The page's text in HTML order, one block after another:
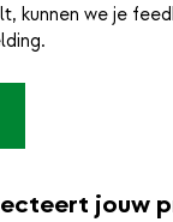
kunnen we je
jouw